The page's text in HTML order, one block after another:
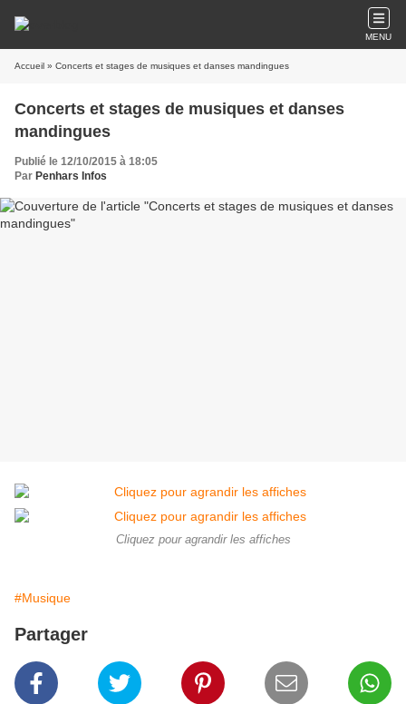
MENU
Accueil » Concerts et stages de musiques et danses mandingues
Concerts et stages de musiques et danses
mandingues
Publié le 12/10/2015 à 18:05
Par Penhars Infos
Cliquez pour agrandir les affiches
#Musique
Partager